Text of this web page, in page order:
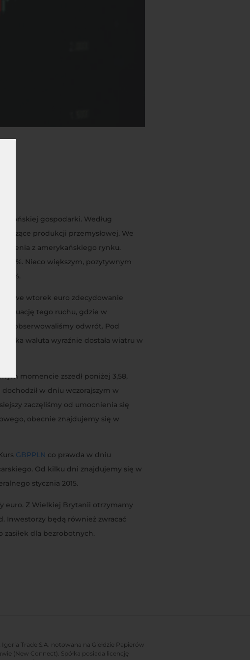
gospodarki. Według
produkcji przemysłowej. We
z amerykańskiego rynku.
1,7%. Nieco większym, pozytywnym
że we wtorek euro zdecydowanie
tego ruchu, gdzie w
zaobserwowaliśmy odwrót. Pod
waluta wyraźnie dostała wiatru w
momencie zszedł poniżej 3,58,
dochodził w dniu wczorajszym w
zaczęliśmy od umocnienia się
obecnie znajdujemy się w
GBPPLN co prawda w dniu
Od kilku dni znajdujemy się w
stycznia 2015.
euro. Z Wielkiej Brytanii otrzymamy
Inwestorzy będą również zwracać
dla bezrobotnych.
Trade S.A. notowana na Giełdzie Papierów
(New Connect). Spółka posiada licencję